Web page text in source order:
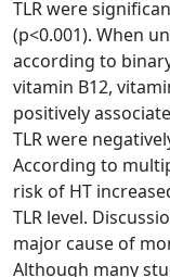
TLR were
(p<0.001). When
according to
vitamin B12,
positively
TLR were
According to
risk of HT
TLR level.
major cause of
Although many